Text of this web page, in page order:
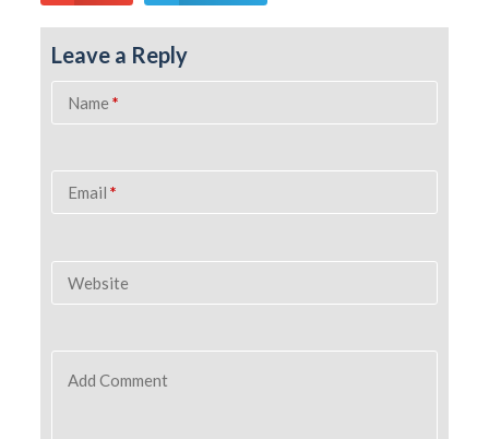
Leave a Reply
Name *
Email *
Website
Add Comment